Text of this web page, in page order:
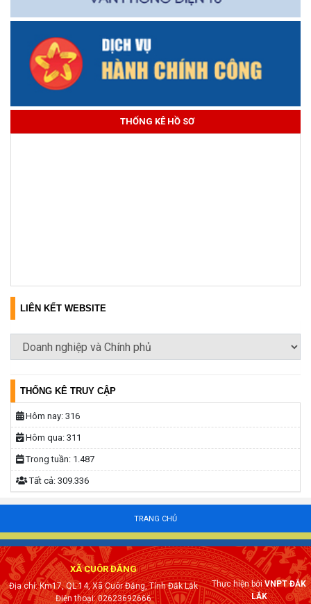
THỐNG KÊ HỒ SƠ
LIÊN KẾT WEBSITE
THỐNG KÊ TRUY CẬP
Hôm nay: 316
Hôm qua: 311
Trong tuần: 1.487
Tất cả: 309.336
TRANG CHỦ
XÃ CUÔR ĐĂNG
Địa chỉ: Km17, QL 14, Xã Cuôr Đăng, Tỉnh Đắk Lắk
Điện thoại: 02623692666
Thực hiện bởiVNPT ĐẮK
LẮK